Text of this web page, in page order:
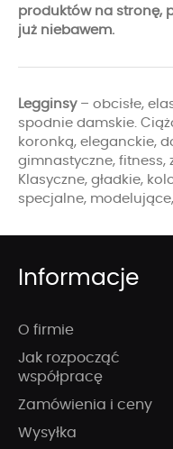
produktów na stronę,
już niebawem.
Legginsy– obcisłe,
spodnie damskie.
koronką, eleganckie,
gimnastyczne, fitness,
Klasyczne, gładkie,
specjalne,
Informacje
O firmie
Jak rozpocząć
współpracę
Zamówienia i ceny
Wysyłka